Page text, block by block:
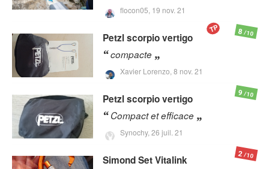
flocon05, 19 nov. 21
Petzlscorpio vertigo
compacte
Xavier Lorenzo, 8 nov. 21
8/10
TP
Petzlscorpio vertigo
Compact et efficace
Synochy, 26 juil. 21
9/10
SimondSet Vitalink 2/10